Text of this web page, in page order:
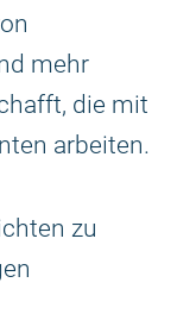
mehr
die mit
arbeiten.
zu